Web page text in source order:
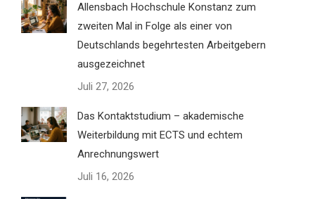
Allensbach Hochschule Konstanz zum
zweiten Mal in Folge als einer von
Deutschlands begehrtesten Arbeitgebern
ausgezeichnet
Juli 27, 2026
Das Kontaktstudium – akademische
Weiterbildung mit ECTS und echtem
Anrechnungswert
Juli 16, 2026